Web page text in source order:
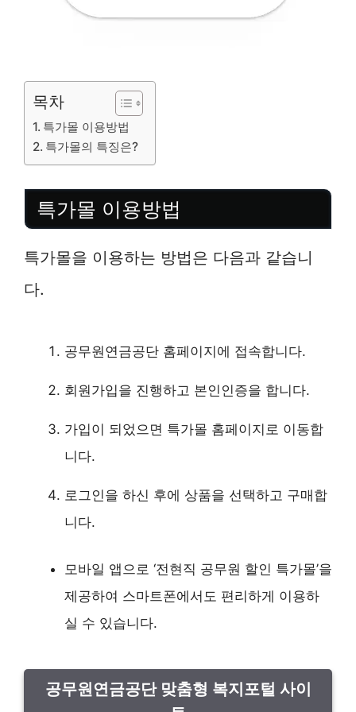
목차
특가몰 이용방법
특가몰의 특징은?
특가몰 이용방법
특가몰을 이용하는 방법은 다음과 같습니
다.
공무원연금공단 홈페이지에 접속합니다.
회원가입을 진행하고 본인인증을 합니다.
가입이 되었으면 특가몰 홈페이지로 이동합
니다.
로그인을 하신 후에 상품을 선택하고 구매합
니다.
모바일 앱으로 ‘전현직 공무원 할인 특가몰’을
제공하여 스마트폰에서도 편리하게 이용하
실 수 있습니다.
공무원연금공단 맞춤형 복지포털 사이